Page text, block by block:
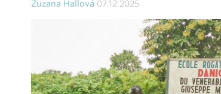
Zuzana Hallová 07.12.2025